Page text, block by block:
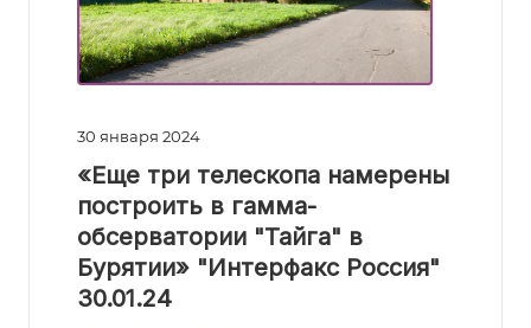
30 января 2024
«Еще три телескопа намерены
построить в гамма-
обсерватории "Тайга" в
Бурятии» "Интерфакс Россия"
30.01.24